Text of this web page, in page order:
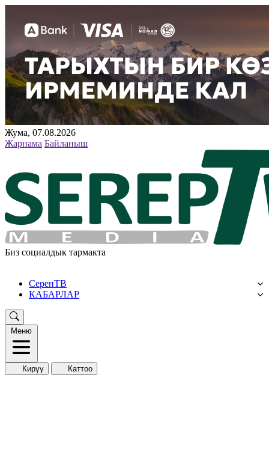
Жума, 07.08.2026
Жарнама Байланыш
Биз социалдык тармакта
СерепТВ
КАБАРЛАР
Меню
Кирүү Каттоо